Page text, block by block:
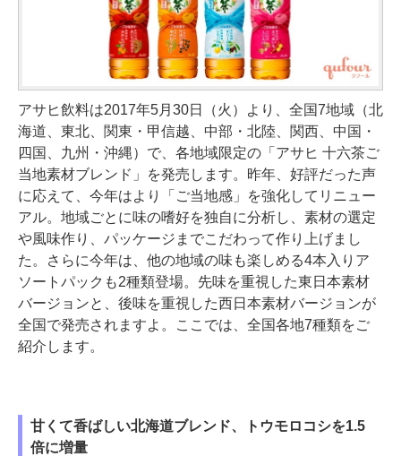
アサヒ飲料は2017年5月30日（火）より、全国7地域（北
海道、東北、関東・甲信越、中部・北陸、関西、中国・
四国、九州・沖縄）で、各地域限定の「アサヒ 十六茶ご
当地素材ブレンド」を発売します。昨年、好評だった声
に応えて、今年はより「ご当地感」を強化してリニュー
アル。地域ごとに味の嗜好を独自に分析し、素材の選定
や風味作り、パッケージまでこだわって作り上げまし
た。さらに今年は、他の地域の味も楽しめる4本入りア
ソートパックも2種類登場。先味を重視した東日本素材
バージョンと、後味を重視した西日本素材バージョンが
全国で発売されますよ。ここでは、全国各地7種類をご
紹介します。
甘くて香ばしい北海道ブレンド、トウモロコシを1.5
倍に増量